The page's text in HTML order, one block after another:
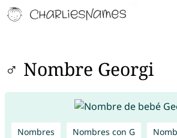
♂ Nombre Georgi
Nombres Nombres con G